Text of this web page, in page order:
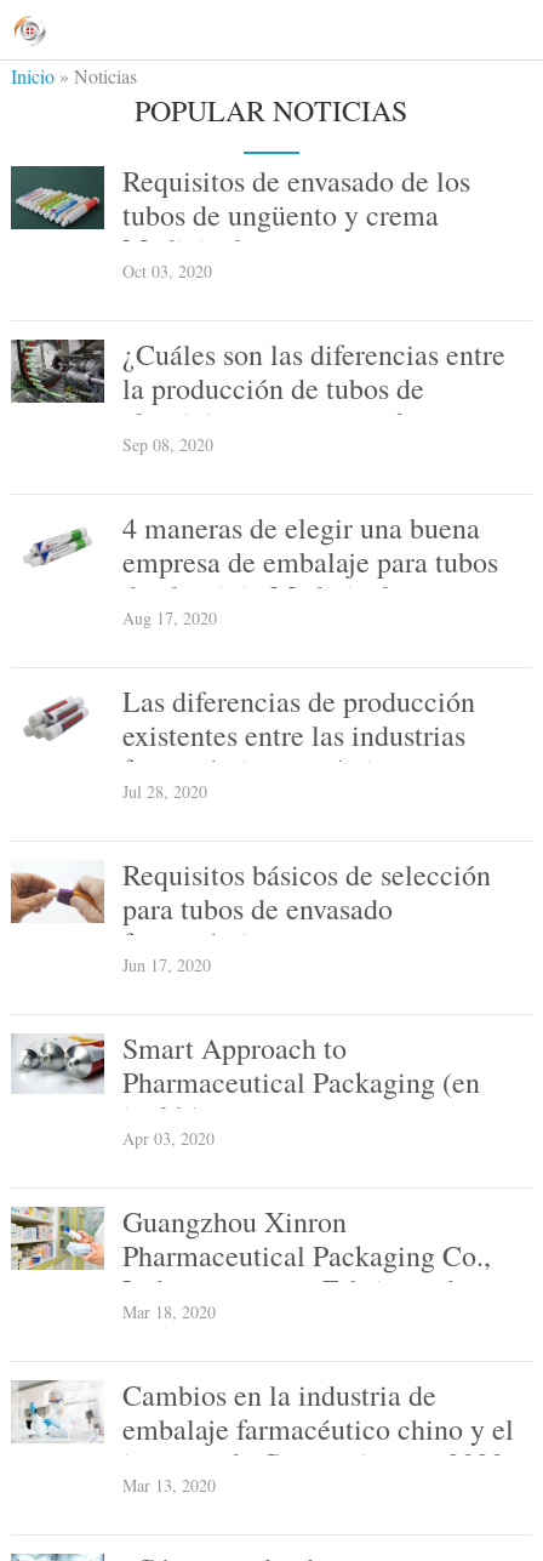
Inicio» Noticias
POPULAR NOTICIAS
Requisitos de envasado de los
tubos de ungüento y crema
Medicinal
Oct 03, 2020
¿Cuáles son las diferencias entre
la producción de tubos de
aluminio para envases de
productos cosméticos y
farmacéuticos?
Sep 08, 2020
4 maneras de elegir una buena
empresa de embalaje para tubos
de aluminio Medicinal
Aug 17, 2020
Las diferencias de producción
existentes entre las industrias
farmacéutica y química
Jul 28, 2020
Requisitos básicos de selección
para tubos de envasado
farmacéutico
Jun 17, 2020
Smart Approach to
Pharmaceutical Packaging (en
inglés)
Apr 03, 2020
Guangzhou Xinron
Pharmaceutical Packaging Co.,
Ltd., en tant que Fabricant de
tubes d 'aluminium medicinaux,
adople concept de manufacture
intellige
Mar 18, 2020
Cambios en la industria de
embalaje farmacéutico chino y el
impacto de Coronavirus en 2020
Mar 13, 2020